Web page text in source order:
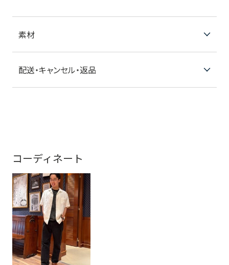
素材
配送・キャンセル・返品
コーディネート